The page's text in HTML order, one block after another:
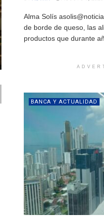
Alma Solís
de borde de queso, las
productos que durante
BANCA Y ACTUALIDAD